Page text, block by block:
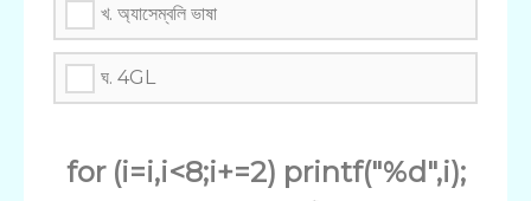
খ. অ্যাসেম্বলি ভাষা
ঘ. 4GL
for (i=i,i<8;i+=2) printf("%d",i);